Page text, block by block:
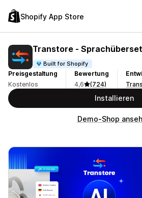
Shopify App Store
Transtore ‑
Built for Shopify
Preisgestaltung
Kostenlos
Bewertung
4,6
(724)
Installieren
Demo-Shop